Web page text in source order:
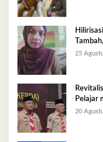
25
Pelajar
20